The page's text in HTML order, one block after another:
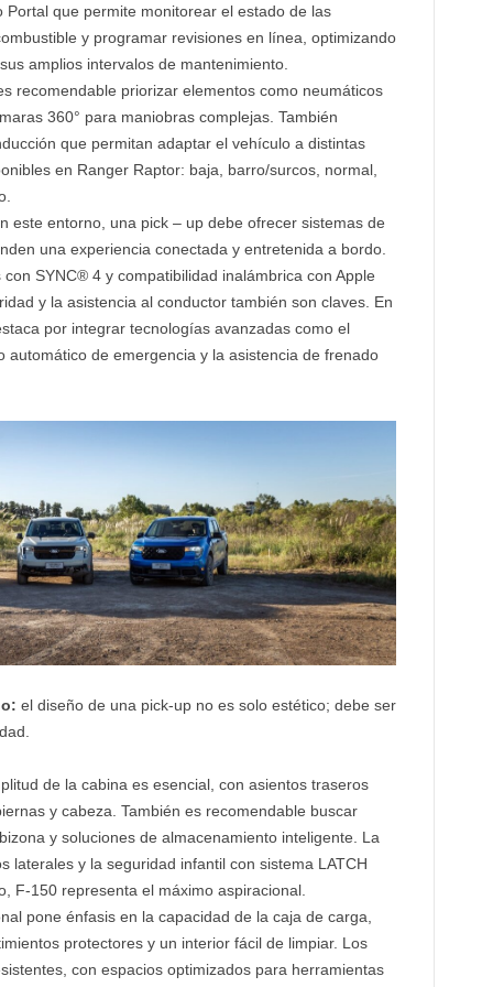
que permite monitorear el estado de las
y programar revisiones en línea, optimizando
amplios intervalos de mantenimiento.
recomendable priorizar elementos como neumáticos
360° para maniobras complejas. También
que permitan adaptar el vehículo a distintas
en Ranger Raptor: baja, barro/surcos, normal,
este entorno, una pick – up debe ofrecer sistemas de
una experiencia conectada y entretenida a bordo.
SYNC® 4 y compatibilidad inalámbrica con Apple
y la asistencia al conductor también son claves. En
por integrar tecnologías avanzadas como el
automático de emergencia y la asistencia de frenado
el diseño de una pick-up no es solo estético; debe ser
de la cabina es esencial, con asientos traseros
y cabeza. También es recomendable buscar
y soluciones de almacenamiento inteligente. La
laterales y la seguridad infantil con sistema LATCH
F-150 representa el máximo aspiracional.
pone énfasis en la capacidad de la caja de carga,
protectores y un interior fácil de limpiar. Los
con espacios optimizados para herramientas